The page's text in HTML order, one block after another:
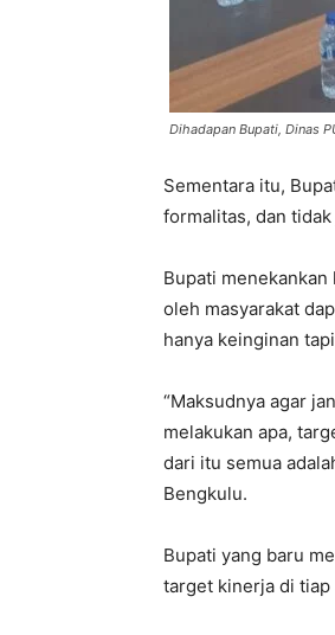
Dihadapan Bupati, Dinas
Sementara itu,
formalitas, dan
Bupati menekankan
oleh masyarakat
hanya keinginan
“Maksudnya agar
melakukan apa,
dari itu semua
Bengkulu.
Bupati yang baru
target kinerja di tiap